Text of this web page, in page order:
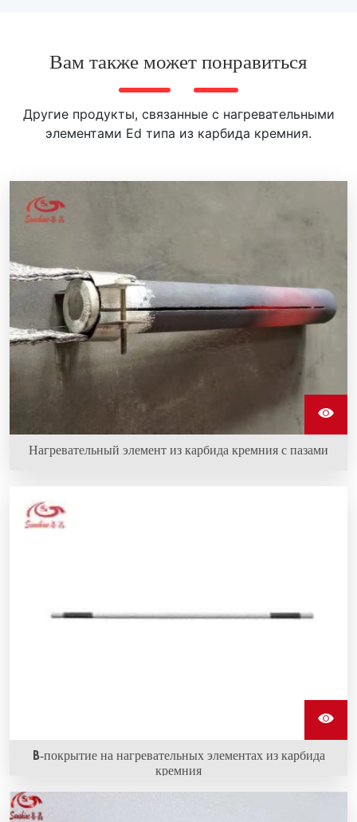
Вам также может понравиться
Другие продукты, связанные с нагревательными
элементами Ed типа из карбида кремния.
Нагревательный элемент из карбида кремния с пазами
кремния способны выдерживать работу в суровых
B-покрытие на нагревательных элементах из карбида
кремния
Обогреватели карбида кремния с покрытием B (азот)
образуют слой азотида на поверхности обогревателя.